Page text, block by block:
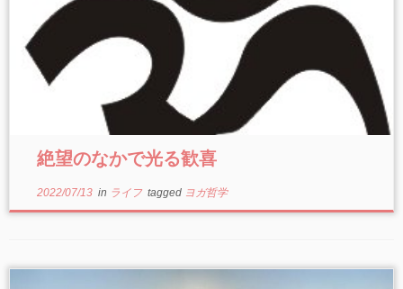
絶望のなかで光る歓喜
2022/07/13in ライフ tagged ヨガ哲学